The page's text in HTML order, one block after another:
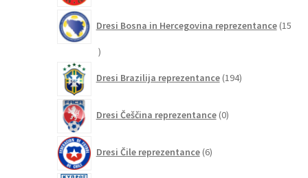
Dresi Bosna in Hercegovina reprezentance 15
15
Dresi Brazilija reprezentance 194izdelkov
Dresi Češčina reprezentance 0izdelkov
Dresi Čile reprezentance 6izdelkov